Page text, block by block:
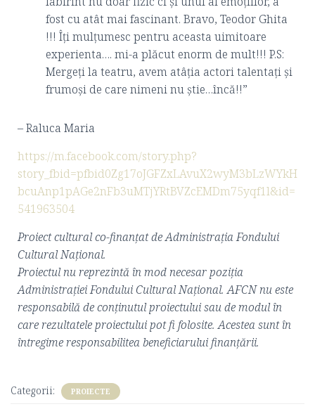
fost cu atât mai fascinant. Bravo, Teodor Ghita
!!! Îți mulțumesc pentru aceasta uimitoare
experienta…. mi-a plăcut enorm de mult!!! P.S:
Mergeți la teatru, avem atâția actori talentați și
frumoși de care nimeni nu știe…încă!!”
– Raluca Maria
https://m.facebook.com/story.php?
story_fbid=pfbid0Zg17oJGFZxLAvuX2wyM3bLzWYkH
bcuAnp1pAGe2nFb3uMTjYRtBVZcEMDm75yqf1l&id=
541963504
Proiect cultural co-finanţat de Administraţia Fondului
Cultural Naţional.
Proiectul nu reprezintă în mod necesar poziţia
Administrației Fondului Cultural Național. AFCN nu este
responsabilă de conținutul proiectului sau de modul în
care rezultatele proiectului pot fi folosite.Acestea sunt în
întregime responsabilitea beneficiarului finanțării.
Categorii: PROIECTE